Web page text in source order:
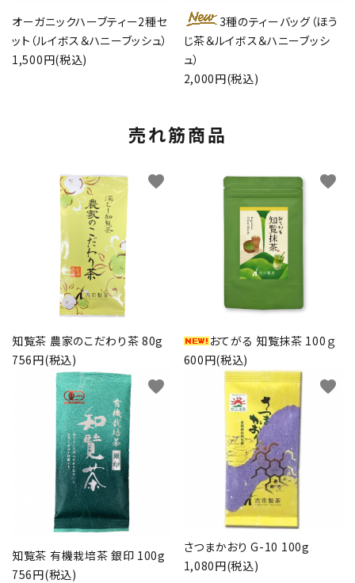
オーガニックハーブティー2種セ
ット（ルイボス＆ハニーブッシュ）
1,500円(税込)
3種のティーバッグ（ほう
じ茶＆ルイボス＆ハニーブッシ
ュ）
2,000円(税込)
売れ筋商品
知覧茶 農家のこだわり茶 80g
756円(税込)
favorite
おてがる 知覧抹茶 100ｇ
600円(税込)
favorite
知覧茶 有機栽培茶 銀印 100g
756円(税込)
favorite
さつまかおり G-10 100g
1,080円(税込)
favorite